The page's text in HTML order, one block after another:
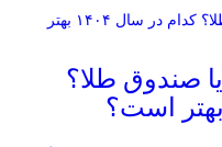
صندوق طلا؟